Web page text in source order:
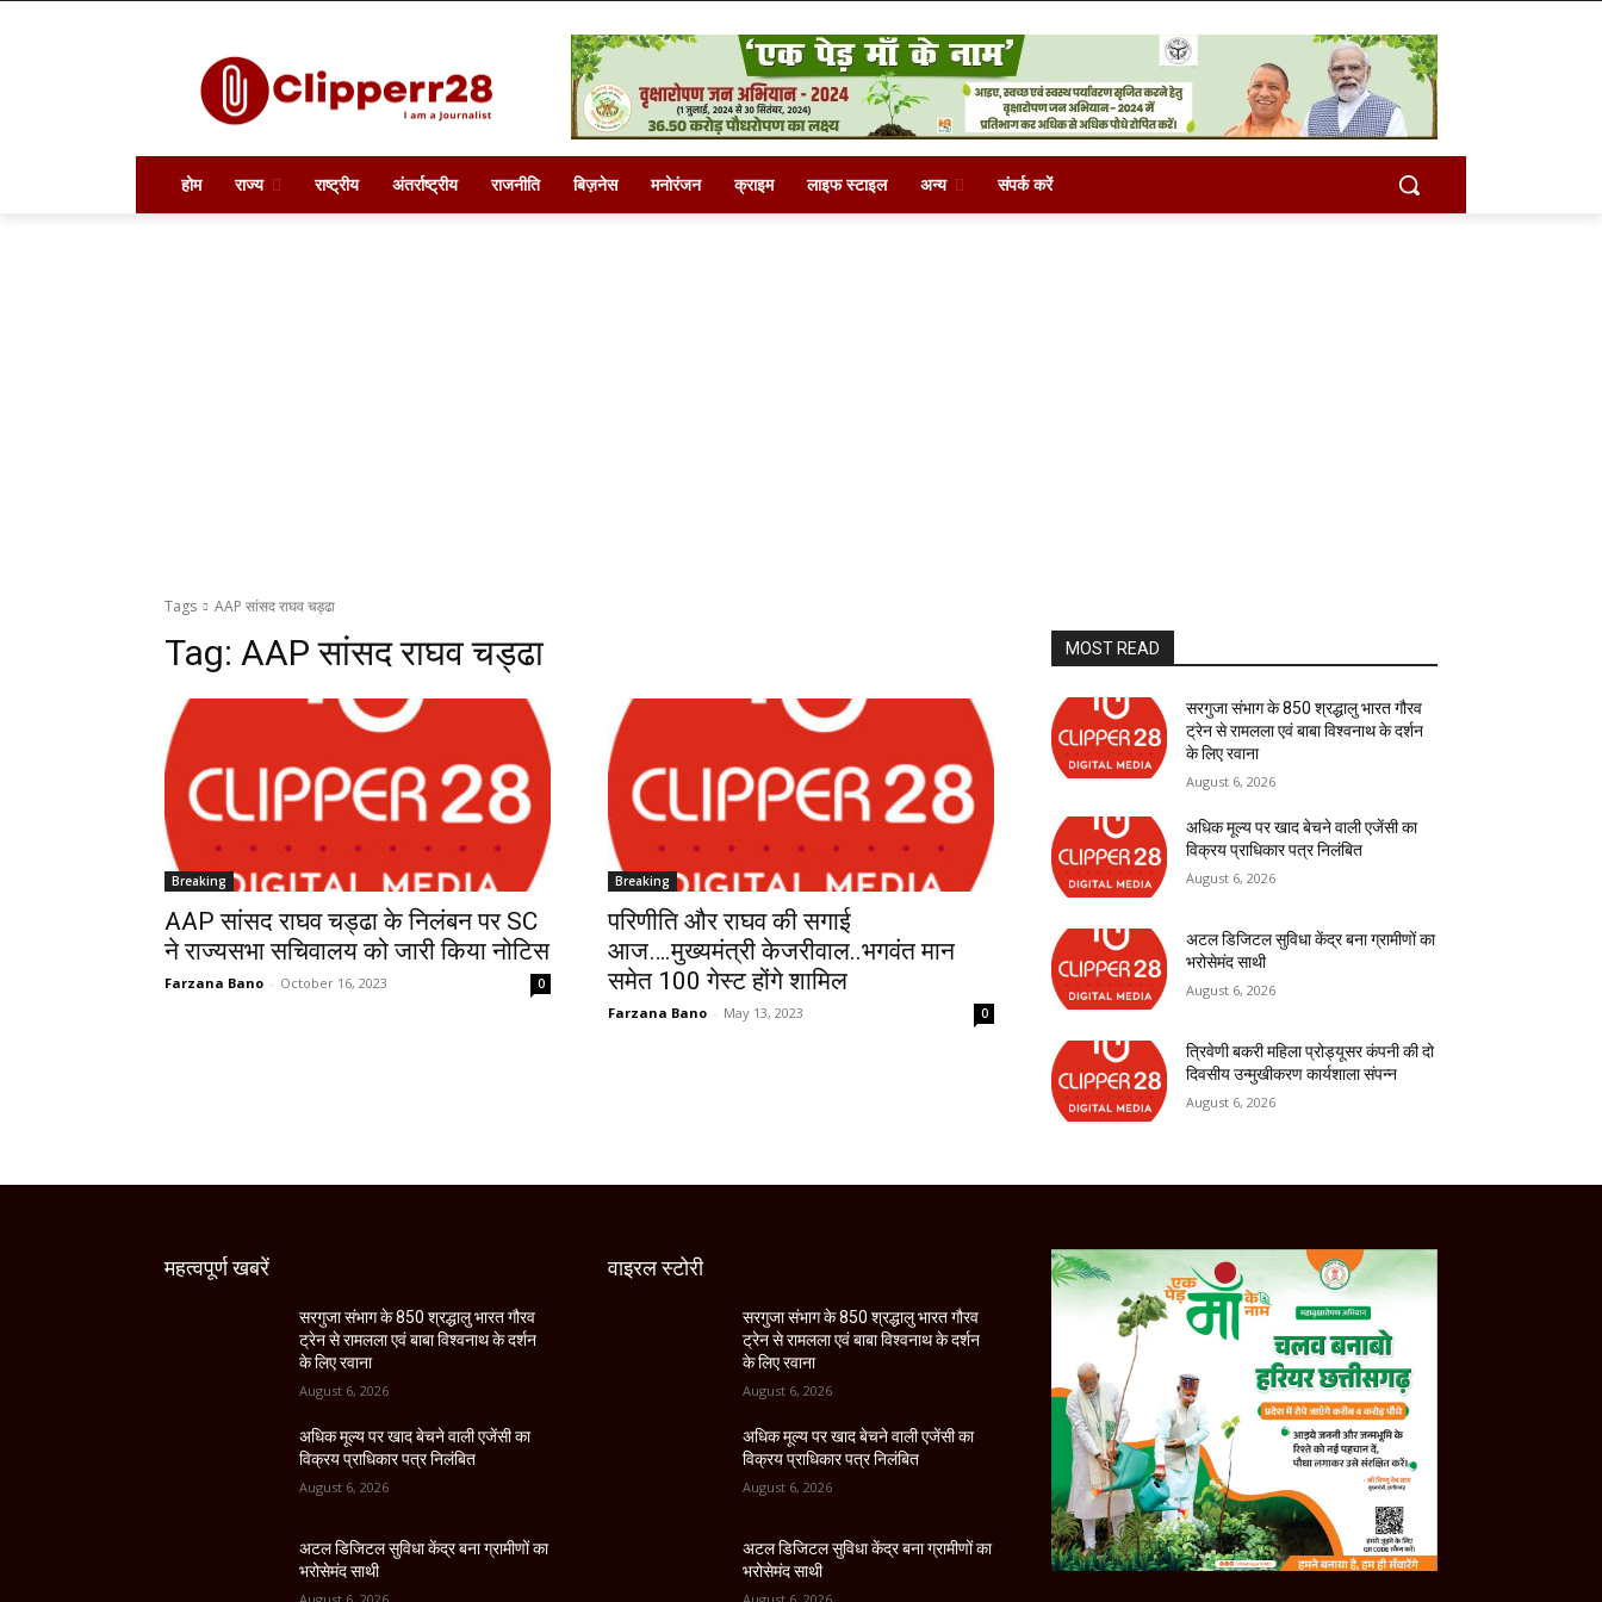
होम राज्य राष्ट्रीय अंतर्राष्ट्रीय राजनीति बिज़नेस मनोरंजन क्राइम लाइफ स्टाइल अन्य संपर्क करें
Tags AAP सांसद राघव चड्ढा
Tag: AAP सांसद राघव चड्ढा
Breaking
AAP सांसद राघव चड्ढा के निलंबन पर SC
ने राज्यसभा सचिवालय को जारी किया नोटिस
Farzana Bano - October 16, 2023 0
Breaking
परिणीति और राघव की सगाई
आज….मुख्यमंत्री केजरीवाल..भगवंत मान
समेत 100 गेस्ट होंगे शामिल
Farzana Bano - May 13, 2023 0
MOST READ
सरगुजा संभाग के 850 श्रद्धालु भारत गौरव
ट्रेन से रामलला एवं बाबा विश्वनाथ के दर्शन
के लिए रवाना
August 6, 2026
अधिक मूल्य पर खाद बेचने वाली एजेंसी का
विक्रय प्राधिकार पत्र निलंबित
August 6, 2026
अटल डिजिटल सुविधा केंद्र बना ग्रामीणों का
भरोसेमंद साथी
August 6, 2026
त्रिवेणी बकरी महिला प्रोड्यूसर कंपनी की दो
दिवसीय उन्मुखीकरण कार्यशाला संपन्न
August 6, 2026
महत्वपूर्ण खबरें
सरगुजा संभाग के 850 श्रद्धालु भारत गौरव
ट्रेन से रामलला एवं बाबा विश्वनाथ के दर्शन
के लिए रवाना
August 6, 2026
अधिक मूल्य पर खाद बेचने वाली एजेंसी का
विक्रय प्राधिकार पत्र निलंबित
August 6, 2026
अटल डिजिटल सुविधा केंद्र बना ग्रामीणों का
भरोसेमंद साथी
वाइरल स्टोरी
सरगुजा संभाग के 850 श्रद्धालु भारत गौरव
ट्रेन से रामलला एवं बाबा विश्वनाथ के दर्शन
के लिए रवाना
August 6, 2026
अधिक मूल्य पर खाद बेचने वाली एजेंसी का
विक्रय प्राधिकार पत्र निलंबित
August 6, 2026
अटल डिजिटल सुविधा केंद्र बना ग्रामीणों का
भरोसेमंद साथी